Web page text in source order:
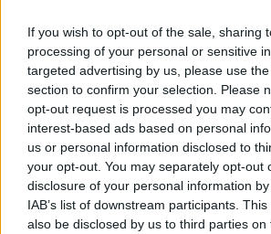
If you wish to opt-out of the sale, sharing
processing of your personal or sensitive
targeted advertising by us, please use
section to confirm your selection. Please
opt-out request is processed you may
interest-based ads based on personal
us or personal information disclosed to
your opt-out. You may separately opt-out
disclosure of your personal information
IAB’s list of downstream participants.
also be disclosed by us to third parties on
Pasaulio paveldo sąrašą
vertybėms, tačiau iki šiol nė
Lietuvoje tokio plano neturėjo.
Vilniaus centras ^Instant